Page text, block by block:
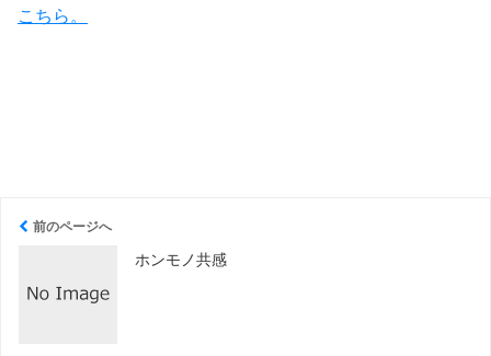
こちら。
前のページへ
ホンモノ共感